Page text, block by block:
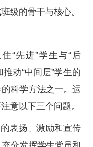
级的骨干与核心。
“先进”学生与“后
推动“中间层”学生的
科学方法之一。运
意以下三个问题。
表扬、激励和宣传
分发挥学生党员和